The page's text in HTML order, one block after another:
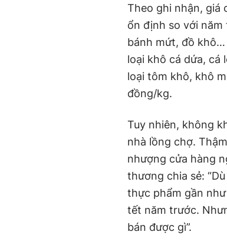
Theo ghi nhận, giá
ổn định so với
bánh mứt, đồ khô…
loại khô cá dứa,
loại tôm khô, khô
đồng/kg.
Tuy nhiên, không
nhà lồng chợ.
nhượng cửa hàng
thương chia sẻ:
thực phẩm gần
tết năm trước.
bán được gì”.